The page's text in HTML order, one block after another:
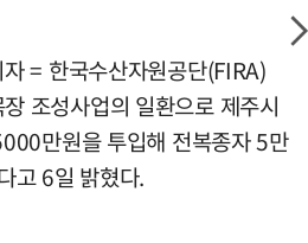
= 한국수산자원공단(FIRA)
조성사업의 일환으로 제주시
만원을 투입해 전복종자 5만
고 6일 밝혔다.